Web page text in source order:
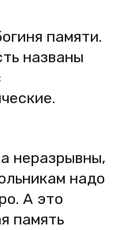
памяти.
названы
неразрывны,
надо
А это
память